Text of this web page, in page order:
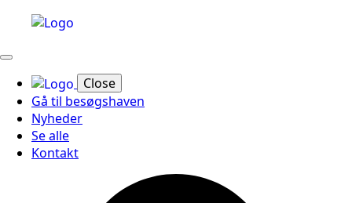
Close
Gå til besøgshaven
Nyheder
Se alle
Kontakt